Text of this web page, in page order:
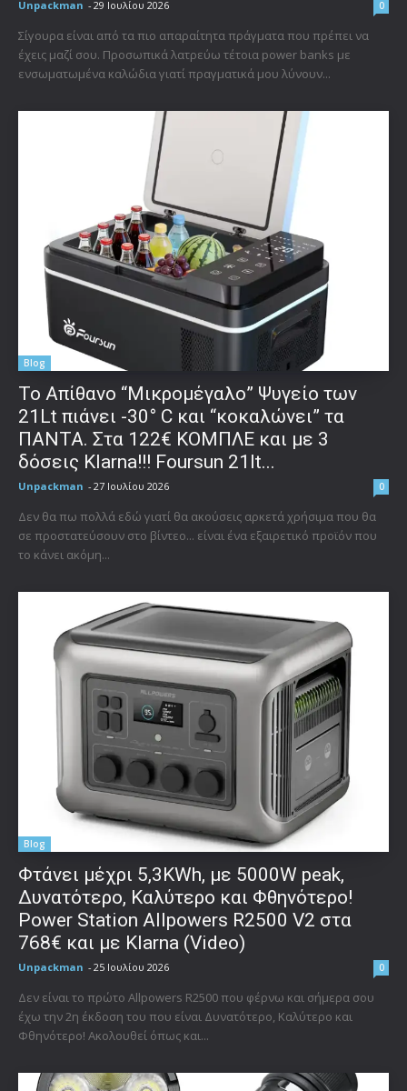
Unpackman - 29 Ιουλίου 2026 0
Σίγουρα είναι από τα πιο απαραίτητα πράγματα που πρέπει να
έχεις μαζί σου. Προσωπικά λατρεύω τέτοια power banks με
ενσωματωμένα καλώδια γιατί πραγματικά μου λύνουν...
Blog
Το Απίθανο “Μικρομέγαλο” Ψυγείο των
21Lt πιάνει -30° C και “κοκαλώνει” τα
ΠΑΝΤΑ. Στα 122€ ΚΟΜΠΛΕ και με 3
δόσεις Klarna!!! Foursun 21lt...
Unpackman - 27 Ιουλίου 2026 0
Δεν θα πω πολλά εδώ γιατί θα ακούσεις αρκετά χρήσιμα που θα
σε προστατεύσουν στο βίντεο... είναι ένα εξαιρετικό προϊόν που
το κάνει ακόμη...
Blog
Φτάνει μέχρι 5,3KWh, με 5000W peak,
Δυνατότερο, Καλύτερο και Φθηνότερο!
Power Station Allpowers R2500 V2 στα
768€ και με Klarna (Video)
Unpackman - 25 Ιουλίου 2026 0
Δεν είναι το πρώτο Allpowers R2500 που φέρνω και σήμερα σου
έχω την 2η έκδοση του που είναι Δυνατότερο, Καλύτερο και
Φθηνότερο! Ακολουθεί όπως και...